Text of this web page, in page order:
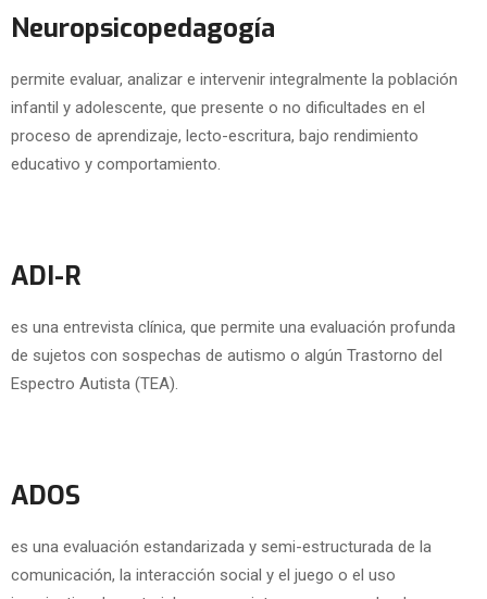
Neuropsicopedagogía
permite evaluar, analizar e intervenir integralmente la población
infantil y adolescente, que presente o no dificultades en el
proceso de aprendizaje, lecto-escritura, bajo rendimiento
educativo y comportamiento.
ADI-R
es una entrevista clínica, que permite una evaluación profunda
de sujetos con sospechas de autismo o algún Trastorno del
Espectro Autista (TEA).
ADOS
es una evaluación estandarizada y semi-estructurada de la
comunicación, la interacción social y el juego o el uso